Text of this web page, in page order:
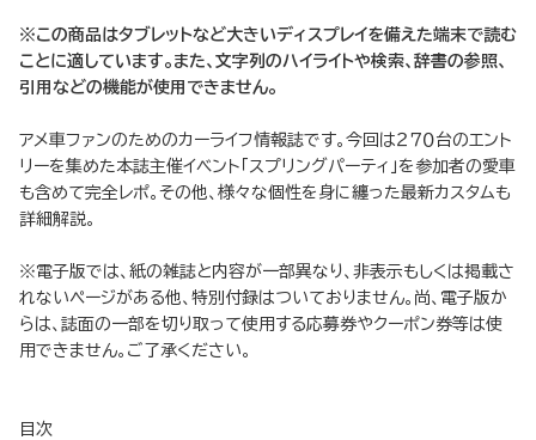
※この商品はタブレットなど大きいディスプレイを備えた端末で読む
ことに適しています。また、文字列のハイライトや検索、辞書の参照、
引用などの機能が使用できません。
アメ車ファンのためのカーライフ情報誌です。今回は２７０台のエント
リーを集めた本誌主催イベント「スプリングパーティ」を参加者の愛車
も含めて完全レポ。その他、様々な個性を身に纏った最新カスタムも
詳細解説。
※電子版では、紙の雑誌と内容が一部異なり、非表示もしくは掲載さ
れないページがある他、特別付録はついておりません。尚、電子版か
らは、誌面の一部を切り取って使用する応募券やクーポン券等は使
用できません。ご了承ください。
目次